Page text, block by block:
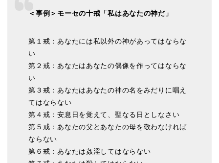
＜事例＞モーセの十戒「私はあなたの神だ」
第１戒：あなたには私以外の神があってはならな
い
第２戒：あなたはあなたの偶像を作ってはならな
い
第３戒：あなたはあなたの神の名をみだりに唱え
てはならない
第４戒：安息日を覚えて、聖なる日としなさい
第５戒：あなたの父とあなたの母を敬わなければ
ならない
第６戒：あなたは姦淫してはならない